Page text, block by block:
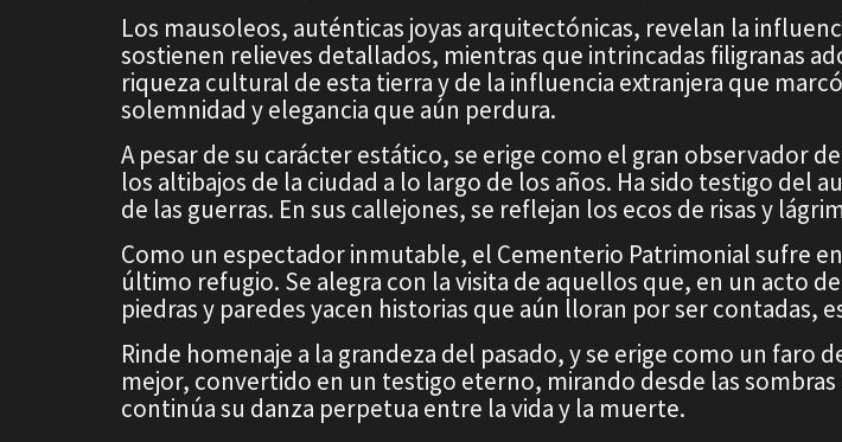
Los mausoleos, auténticas joyas arquitectónicas, revelan la
sostienen relieves detallados, mientras que intrincadas filigranas
riqueza cultural de esta tierra y de la influencia extranjera que
solemnidad y elegancia que aún perdura.
A pesar de su carácter estático, se erige como el gran observador
los altibajos de la ciudad a lo largo de los años. Ha sido testigo del
de las guerras. En sus callejones, se reflejan los ecos de risas y
Como un espectador inmutable, el Cementerio Patrimonial sufre
último refugio. Se alegra con la visita de aquellos que, en un acto
piedras y paredes yacen historias que aún lloran por ser contadas,
Rinde homenaje a la grandeza del pasado, y se erige como un faro
mejor, convertido en un testigo eterno, mirando desde las
continúa su danza perpetua entre la vida y la muerte.